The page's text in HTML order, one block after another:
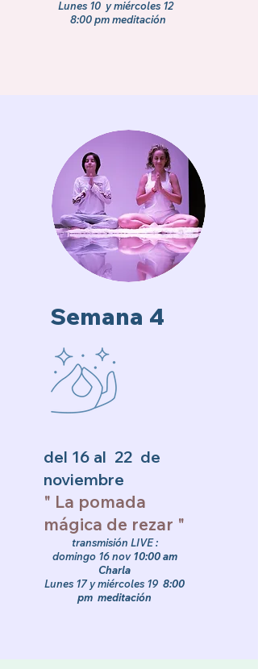
Lunes 10 y miércoles 12
8:00 pm meditación
Semana 4
del 16 al 22 de
noviembre
" La pomada
mágica de rezar "
transmisión LIVE :
domingo 16 nov10:00 am
Charla
Lunes 17 y miércoles 19 8:00
pm meditación